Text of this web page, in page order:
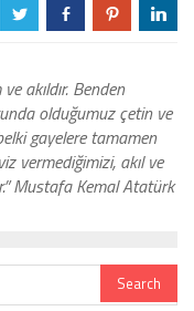
a b d j
akıldır. Benden
olduğumuz çetin ve
gayelere tamamen
vermediğimizi, akıl ve
Mustafa Kemal Atatürk